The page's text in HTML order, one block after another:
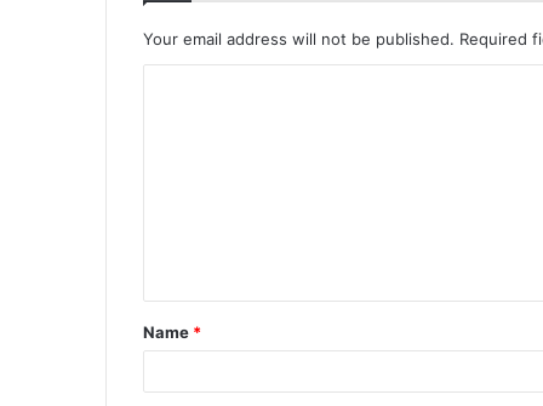
Your email address will not be published. Required
Name *